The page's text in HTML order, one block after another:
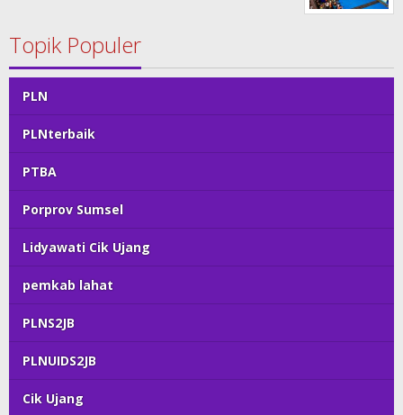
Topik Populer
PLN
PLNterbaik
PTBA
Porprov Sumsel
Lidyawati Cik Ujang
pemkab lahat
PLNS2JB
PLNUIDS2JB
Cik Ujang